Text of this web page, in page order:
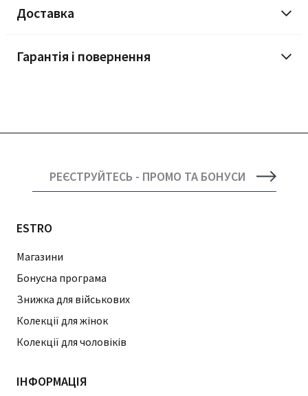
Доставка
Гарантія і повернення
РЕЄСТРУЙТЕСЬ - ПРОМО ТА БОНУСИ
ESTRO
Магазини
Бонусна програма
Знижка для військових
Колекції для жінок
Колекції для чоловіків
ІНФОРМАЦІЯ